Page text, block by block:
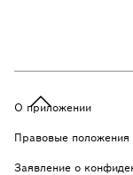
О приложении
Правовые положения
Заявление о